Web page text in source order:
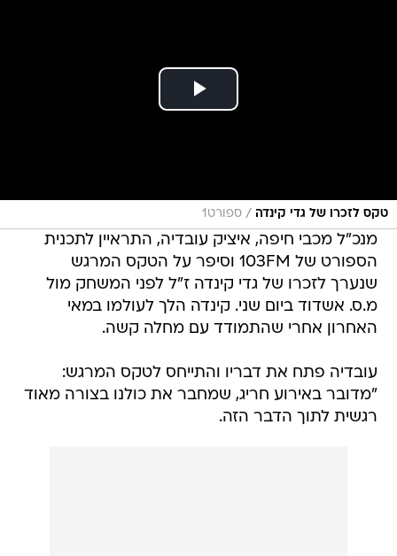
טקס לזכרו של גדי קינדה / ספורט1
מנכ"ל מכבי חיפה, איציק עובדיה, התראיין לתכנית
הספורט של 103FM וסיפר על הטקס המרגש
שנערך לזכרו של גדי קינדה ז"ל לפני המשחק מול
מ.ס. אשדוד ביום שני. קינדה הלך לעולמו במאי
האחרון אחרי שהתמודד עם מחלה קשה.
עובדיה פתח את דבריו והתייחס לטקס המרגש:
"מדובר באירוע חריג, שמחבר את כולנו בצורה מאוד
רגשית לתוך הדבר הזה.